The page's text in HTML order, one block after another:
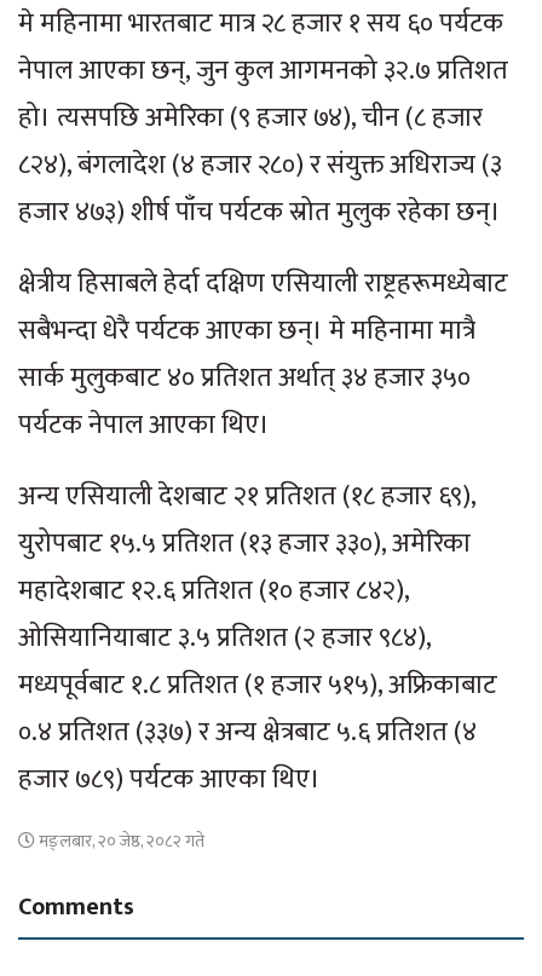
मे महिनामा भारतबाट मात्र २८ हजार १ सय ६० पर्यटक
नेपाल आएका छन्, जुन कुल आगमनको ३२.७ प्रतिशत
हो। त्यसपछि अमेरिका (९ हजार ७४), चीन (८ हजार
८२४), बंगलादेश (४ हजार २८०) र संयुक्त अधिराज्य (३
हजार ४७३) शीर्ष पाँच पर्यटक स्रोत मुलुक रहेका छन्।
क्षेत्रीय हिसाबले हेर्दा दक्षिण एसियाली राष्ट्रहरूमध्येबाट
सबैभन्दा धेरै पर्यटक आएका छन्। मे महिनामा मात्रै
सार्क मुलुकबाट ४० प्रतिशत अर्थात् ३४ हजार ३५०
पर्यटक नेपाल आएका थिए।
अन्य एसियाली देशबाट २१ प्रतिशत (१८ हजार ६९),
युरोपबाट १५.५ प्रतिशत (१३ हजार ३३०), अमेरिका
महादेशबाट १२.६ प्रतिशत (१० हजार ८४२),
ओसियानियाबाट ३.५ प्रतिशत (२ हजार ९८४),
मध्यपूर्वबाट १.८ प्रतिशत (१ हजार ५१५), अफ्रिकाबाट
०.४ प्रतिशत (३३७) र अन्य क्षेत्रबाट ५.६ प्रतिशत (४
हजार ७८९) पर्यटक आएका थिए।
मङ्लबार, २० जेष्ठ, २०८२ गते
Comments